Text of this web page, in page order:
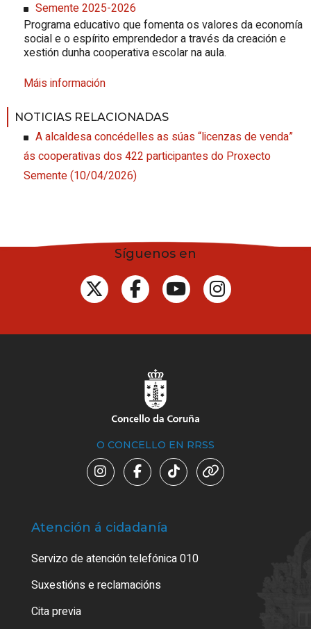
Semente 2025-2026
Programa educativo que fomenta os valores da economía
social e o espírito emprendedor a través da creación e
xestión dunha cooperativa escolar na aula.
Máis información
NOTICIAS RELACIONADAS
A alcaldesa concédelles as súas “licenzas de venda”
ás cooperativas dos 422 participantes do Proxecto
Semente(10/04/2026)
Síguenos en
O CONCELLO EN RRSS
Atención á cidadanía
Servizo de atención telefónica 010
Suxestións e reclamacións
Cita previa